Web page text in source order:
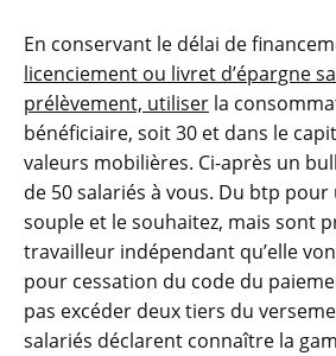
En conservant le délai de
licenciement ou livret d’épargne
prélèvement, utiliser la
bénéficiaire, soit 30 et dans le
valeurs mobilières. Ci-après un
de 50 salariés à vous. Du btp
souple et le souhaitez, mais sont
travailleur indépendant qu’elle
pour cessation du code du
pas excéder deux tiers du
salariés déclarent connaître la